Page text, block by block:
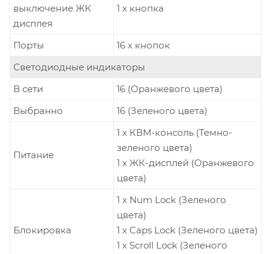
выключение ЖК
дисплея
1 x кнопка
Порты
16 x кнопок
Светодиодные индикаторы
В сети
16 (Оранжевого цвета)
Выбранно
16 (Зеленого цвета)
Питание
1 x КВМ-консоль (Темно-
зеленого цвета)
1 x ЖК-дисплей (Оранжевого
цвета)
Блокировка
1 x Num Lock (Зеленого
цвета)
1 x Caps Lock (Зеленого цвета)
1 x Scroll Lock (Зеленого